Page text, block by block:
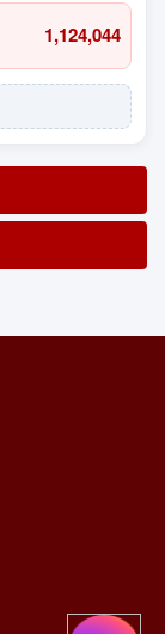
1,124,044